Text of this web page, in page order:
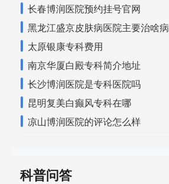
长春博润医院预约挂号官网
黑龙江盛京皮肤病医院主要治啥病
太原银康专科费用
南京华厦白殿专科简介地址
长沙博润医院是专科医院吗
昆明复美白癫风专科在哪
凉山博润医院的评论怎么样
科普问答